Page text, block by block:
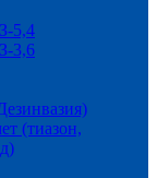
5,4
3,6
(тиазон,